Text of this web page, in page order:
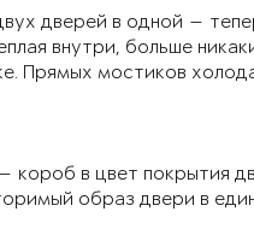
дверей в одной —
внутри, больше
Прямых мостиков
короб в цвет покрытия
образ двери в